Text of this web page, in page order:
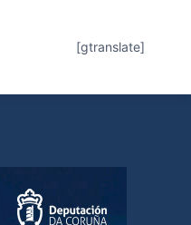
[gtranslate]